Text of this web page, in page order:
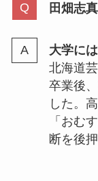
田畑志
大学に
北海道
卒業後
した。
「おむ
断を後